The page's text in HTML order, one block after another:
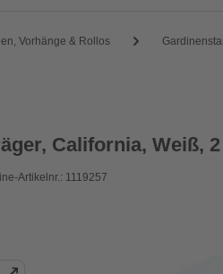
Vorhänge & Rollos
California, Weiß,
Artikelnr.: 1119257